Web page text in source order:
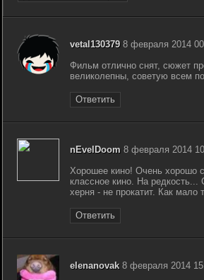
vetal1303798 февраля 2014
Фильм отлично снят, сюжет
великолепны, советую всем
Ответить
nEvelDoom 8 февраля 2014
Хорошее кино! Очень хорошо
классное кино. На редкость...
херня - не прокатит. Как мало
Ответить
elenanovak8 февраля 2014